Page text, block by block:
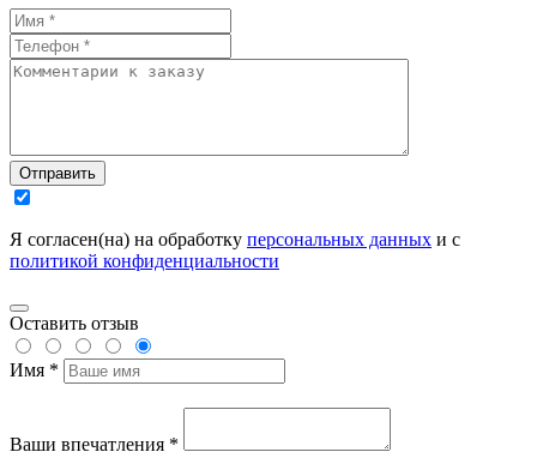
Отправить
Я согласен(на) на обработку персональных данных и с
политикой конфиденциальности
Оставить отзыв
Имя *
Ваши впечатления *